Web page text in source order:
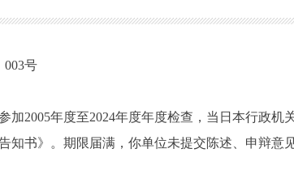
号
2005年度至2024年度年度检查，当日本行政机
知书》。期限届满，你单位未提交陈述、申辩意